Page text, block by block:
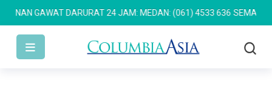
GAWAT DARURAT 24 JAM: MEDAN: (061) 4533 636 SEMARANG: